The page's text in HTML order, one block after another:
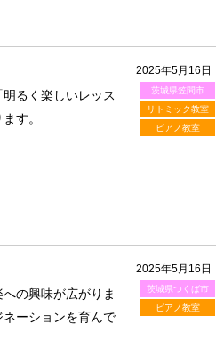
2025年5月16日
茨城県笠間市
リトミック教室
ピアノ教室
るく楽しいレッス
す。
2025年5月16日
茨城県つくば市
ピアノ教室
の興味が広がりま
ーションを育んで